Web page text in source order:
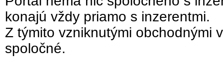
konajú vždy priamo s inzerentmi.
Z týmito vzniknutými obchodnými
spoločné.